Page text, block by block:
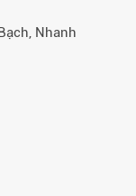
Nhanh